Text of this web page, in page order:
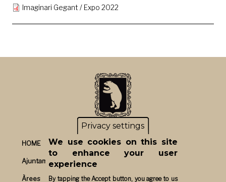
Imaginari Gegant / Expo 2022
HOME
Ajuntament
Àrees
Privacy settings
We use cookies on this site
to enhance your user
experience
By tapping the Accept button, you agree to us